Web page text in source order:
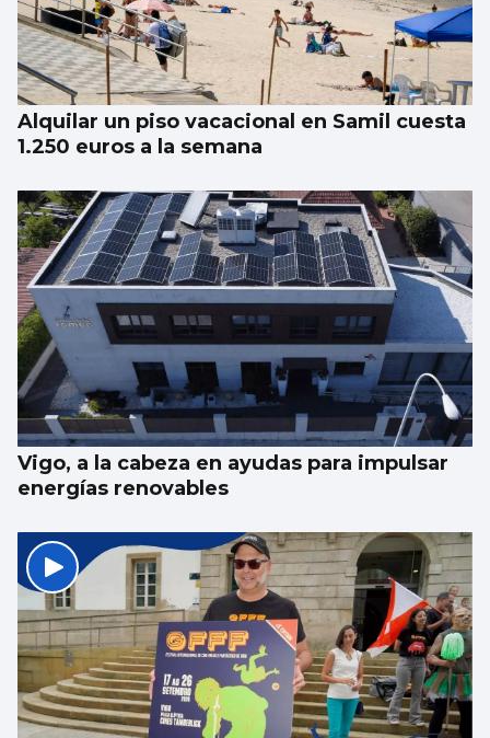
Alquilar un piso vacacional en Samil cuesta
1.250 euros a la semana
Vigo, a la cabeza en ayudas para impulsar
energías renovables